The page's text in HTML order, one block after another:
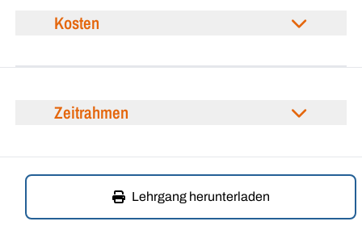
Kosten
Zeitrahmen
Lehrgang herunterladen